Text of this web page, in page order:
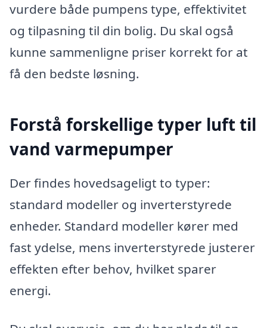
vurdere både pumpens type, effektivitet
og tilpasning til din bolig. Du skal også
kunne sammenligne priser korrekt for at
få den bedste løsning.
Forstå forskellige typer luft til
vand varmepumper
Der findes hovedsageligt to typer:
standard modeller og inverterstyrede
enheder. Standard modeller kører med
fast ydelse, mens inverterstyrede justerer
effekten efter behov, hvilket sparer
energi.